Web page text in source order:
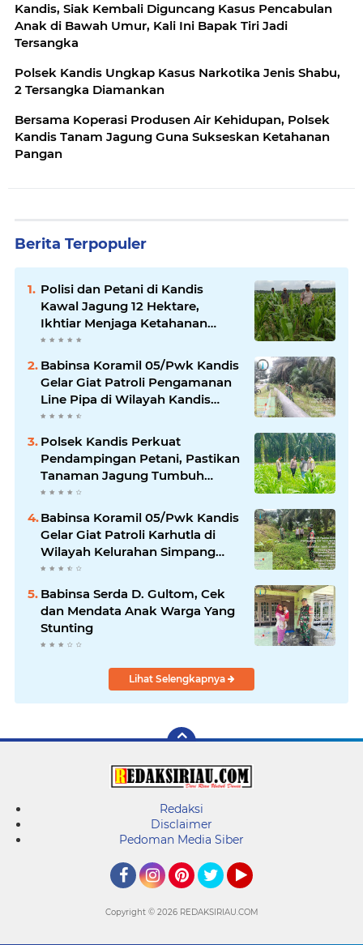
Kandis, Siak Kembali Diguncang Kasus Pencabulan
Anak di Bawah Umur, Kali Ini Bapak Tiri Jadi
Tersangka
Polsek Kandis Ungkap Kasus Narkotika Jenis Shabu,
2 Tersangka Diamankan
Bersama Koperasi Produsen Air Kehidupan, Polsek
Kandis Tanam Jagung Guna Sukseskan Ketahanan
Pangan
Berita Terpopuler
Polisi dan Petani di Kandis
Kawal Jagung 12 Hektare,
Ikhtiar Menjaga Ketahanan
Pangan
Babinsa Koramil 05/Pwk Kandis
Gelar Giat Patroli Pengamanan
Line Pipa di Wilayah Kandis
Kandis
Polsek Kandis Perkuat
Pendampingan Petani, Pastikan
Tanaman Jagung Tumbuh
Optimal Dukung Swasembada
Pangan Nasional
Babinsa Koramil 05/Pwk Kandis
Gelar Giat Patroli Karhutla di
Wilayah Kelurahan Simpang
Belutu
Babinsa Serda D. Gultom, Cek
dan Mendata Anak Warga Yang
Stunting
Lihat Selengkapnya
Redaksi
Disclaimer
Pedoman Media Siber
Copyright © 2026 REDAKSIRIAU.COM